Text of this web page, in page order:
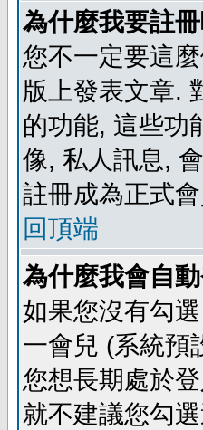
為什麼我要註
您不一定要這
版上發表文章.
的功能, 這些功
像, 私人訊息,
註冊成為正式
回頂端
為什麼我會自
如果您沒有勾選
一會兒 (系統預
您想長期處於
就不建議您勾